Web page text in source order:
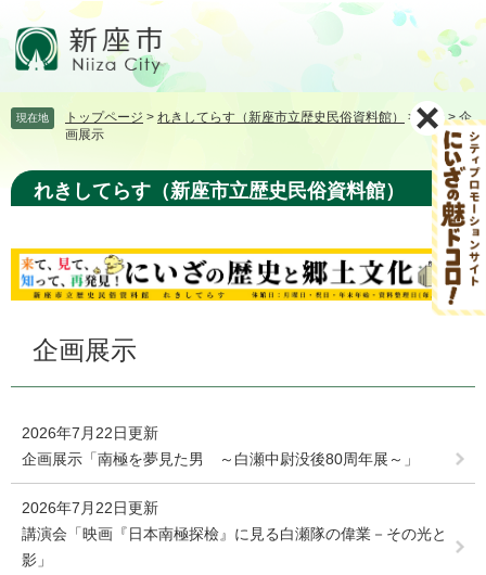
頭
す。
飛
て
現在地 トップページ > れきしてらす（新座市立歴史民俗資料館） >展示>企
画展示
れきしてらす（新座市立歴史民俗資料館）
企画展示
2026年7月22日更新
企画展示「南極を夢見た男 ～白瀬中尉没後80周年展～」
2026年7月22日更新
講演会「映画『日本南極探檢』に見る白瀬隊の偉業－その光と
影」